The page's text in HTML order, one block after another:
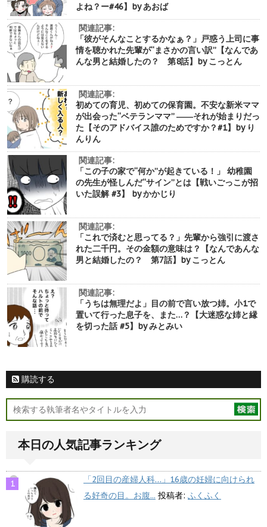
よね？ー#46】by あおば
関連記事:
「彼がそんなことするかなぁ？」戸惑う上司に事
情を聴かれた先輩が“まさかの言い訳”【なんであ
んな男と結婚したの？ 第8話】by こっとん
関連記事:
初めての育児、初めての保育園。不安な新米ママ
が出会った“ベテランママ” ――それが始まりだっ
た【そのアドバイス誰のためですか？#1】by り
んりん
関連記事:
「この子の家で“何か”が起きている！」 幼稚園
の先生が怪しんだ“サイン”とは【戦いごっこが招
いた誤解 #3】 by かかじり
関連記事:
「これで済むと思ってる？」先輩から強引に渡さ
れた二千円。その金額の意味は？【なんであんな
男と結婚したの？ 第7話】by こっとん
関連記事:
「うちは無理だよ」目の前で言い放つ姉。小1で
置いて行った息子を、また…？【大迷惑な姉と縁
を切った話 #5】by みとみい
購読する
本日の人気記事ランキング
「2回目の産婦人科…」16歳の妊婦に向けられ
る好奇の目。お腹... 投稿者: ふくふく